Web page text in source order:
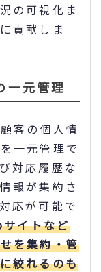
の可視化ま
貢献しま
一元管理
客の個人情
一元管理で
対応履歴な
報が集約さ
応が可能で
イトなど
を集約・管
絞れるのも